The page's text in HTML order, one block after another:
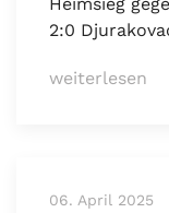
2:0
weiterlesen
06. April 2025